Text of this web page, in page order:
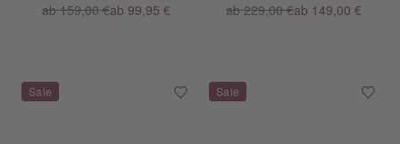
ab 159,00 €ab 99,95 €
ab 229,00 €ab 149,00 €